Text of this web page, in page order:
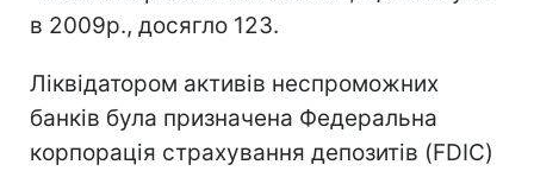
в 2009р., досягло 123.
Ліквідатором активів неспроможних
банків була призначена Федеральна
корпорація страхування депозитів (FDIC)